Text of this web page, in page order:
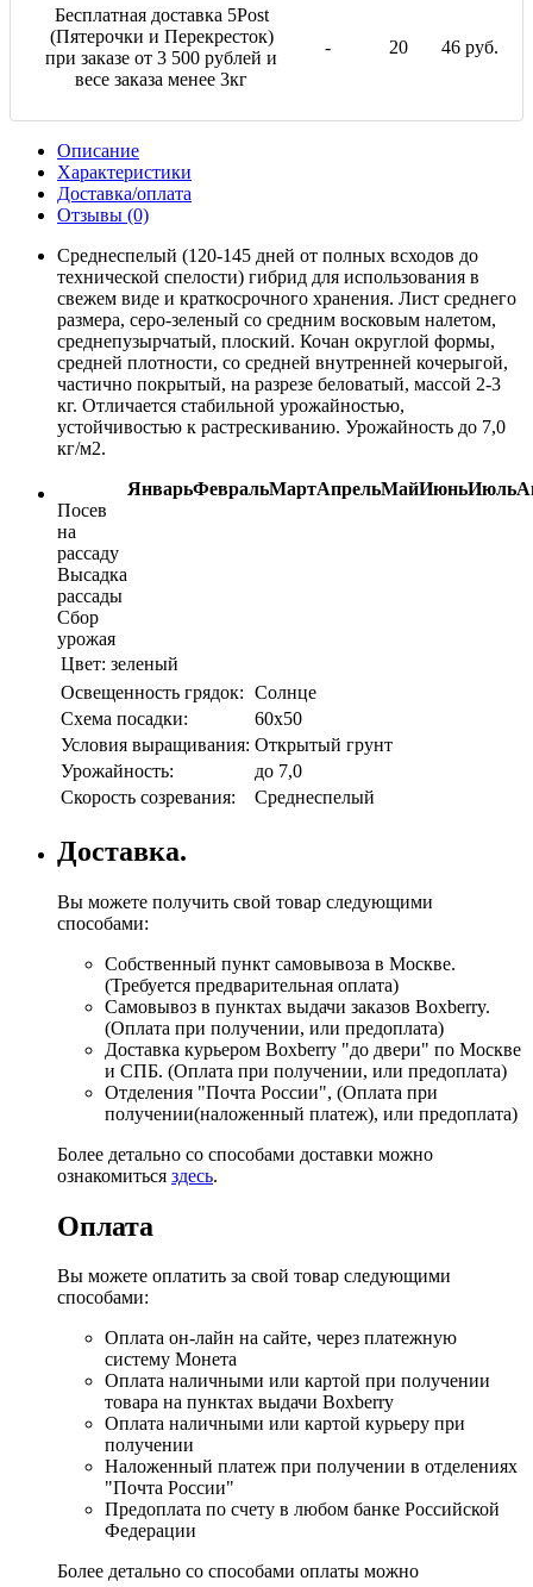
Бесплатная доставка 5Post
(Пятерочки и Перекресток)
при заказе от 3 500 рублей и
весе заказа менее 3кг
- 20 46 руб.
Описание
Характеристики
Доставка/оплата
Отзывы (0)
Среднеспелый (120-145 дней от полных всходов до
технической спелости) гибрид для использования в
свежем виде и краткосрочного хранения. Лист среднего
размера, серо-зеленый со средним восковым налетом,
среднепузырчатый, плоский. Кочан округлой формы,
средней плотности, со средней внутренней кочерыгой,
частично покрытый, на разрезе беловатый, массой 2-3
кг. Отличается стабильной урожайностью,
устойчивостью к растрескиванию. Урожайность до 7,0
кг/м2.
ЯнварьФевральМартАпрельМайИюньИюль
Посев
на
рассаду
Высадка
рассады
Сбор
урожая
Цвет: зеленый
Освещенность грядок: Солнце
Схема посадки:
60х50
Условия выращивания: Открытый грунт
Урожайность:
до 7,0
Скорость созревания:
Среднеспелый
Доставка.
Вы можете получить свой товар следующими
способами:
Собственный пункт самовывоза в Москве.
(Требуется предварительная оплата)
Самовывоз в пунктах выдачи заказов Boxberry.
(Оплата при получении, или предоплата)
Доставка курьером Boxberry "до двери" по Москве
и СПБ. (Оплата при получении, или предоплата)
Отделения "Почта России", (Оплата при
получении(наложенный платеж), или предоплата)
Более детально со способами доставки можно
ознакомиться здесь.
Оплата
Вы можете оплатить за свой товар следующими
способами:
Оплата он-лайн на сайте, через платежную
систему Монета
Оплата наличными или картой при получении
товара на пунктах выдачи Boxberry
Оплата наличными или картой курьеру при
получении
Наложенный платеж при получении в отделениях
"Почта России"
Предоплата по счету в любом банке Российской
Федерации
Более детально со способами оплаты можно